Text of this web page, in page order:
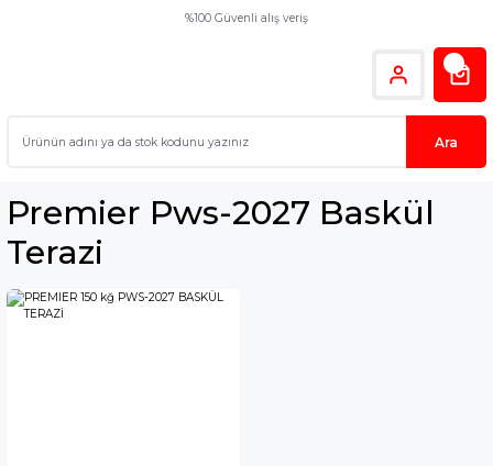
%100 Güvenli alış veriş
Ara
Premier Pws-2027 Baskül
Terazi